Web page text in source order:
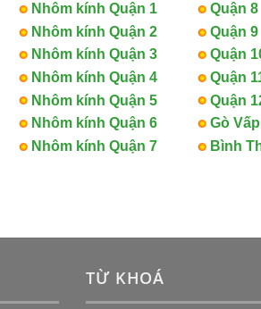
Nhôm kính Quận 1
Nhôm kính Quận 2
Nhôm kính Quận 3
Nhôm kính Quận 4
Nhôm kính Quận 5
Nhôm kính Quận 6
Nhôm kính Quận 7
Quận 8
Quận 9
Quận
Quận
Quận
Gò Vấp
Bình
TỪ KHOÁ